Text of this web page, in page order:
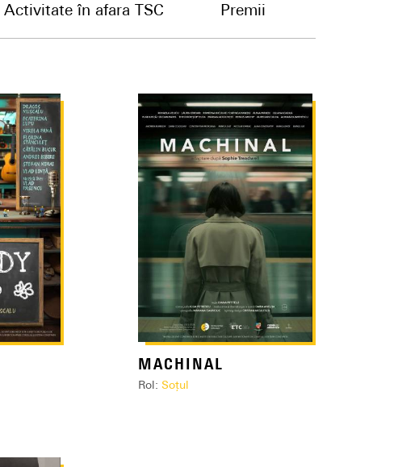
Activitate în afara TSC Premii
MACHINAL
Rol:Soțul